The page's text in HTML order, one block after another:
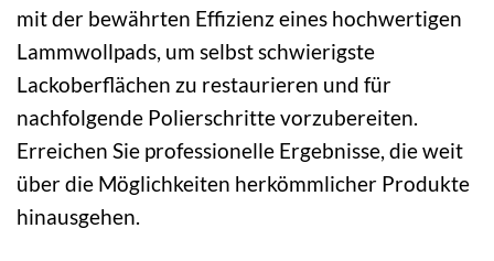
mit der bewährten Effizienz eines hochwertigen
Lammwollpads, um selbst schwierigste
Lackoberflächen zu restaurieren und für
nachfolgende Polierschritte vorzubereiten.
Erreichen Sie professionelle Ergebnisse, die weit
über die Möglichkeiten herkömmlicher Produkte
hinausgehen.